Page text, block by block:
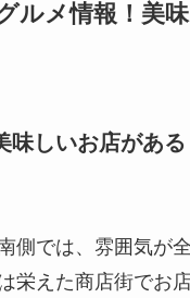
ルメ情報！美
味しいお店があ
側では、雰囲気が
栄えた商店街でお